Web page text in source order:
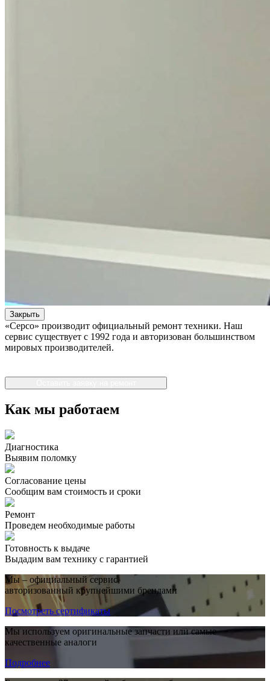
Закрыть
«Серсо» производит официальный ремонт техники. Наш
сервис существует с 1992 года и авторизован большинством
мировых производителей.
Как мы работаем
Диагностика
Выявим поломку
Согласование цены
Сообщим вам стоимость и сроки
Ремонт
Проведем необходимые работы
Готовность к выдаче
Выдадим вам технику с гарантией
Мы – официальный сервис,
авторизованный крупнейшими брендами
Посмотреть сертификаты
Мы используем оригинальные запчасти или самые
качественные аналоги
Подробнее